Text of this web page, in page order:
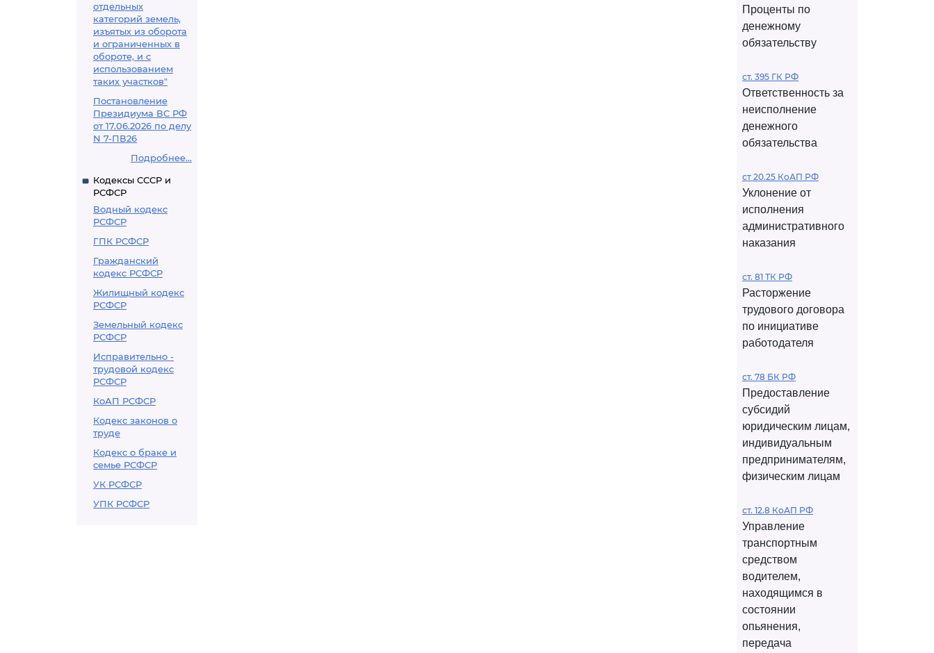
отдельных
категорий земель,
изъятых из оборота
и ограниченных в
обороте, и с
использованием
таких участков"
Постановление
Президиума ВС РФ
от 17.06.2026 по делу
N 7-ПВ26
Подробнее...
Кодексы СССР и
РСФСР
Водный кодекс
РСФСР
ГПК РСФСР
Гражданский
кодекс РСФСР
Жилищный кодекс
РСФСР
Земельный кодекс
РСФСР
Исправительно -
трудовой кодекс
РСФСР
КоАП РСФСР
Кодекс законов о
труде
Кодекс о браке и
семье РСФСР
УК РСФСР
УПК РСФСР
Проценты по
денежному
обязательству
ст. 395 ГК РФ
Ответственность за
неисполнение
денежного
обязательства
ст 20.25 КоАП РФ
Уклонение от
исполнения
административного
наказания
ст. 81 ТК РФ
Расторжение
трудового договора
по инициативе
работодателя
ст. 78 БК РФ
Предоставление
субсидий
юридическим лицам,
индивидуальным
предпринимателям,
физическим лицам
ст. 12.8 КоАП РФ
Управление
транспортным
средством
водителем,
находящимся в
состоянии
опьянения,
передача